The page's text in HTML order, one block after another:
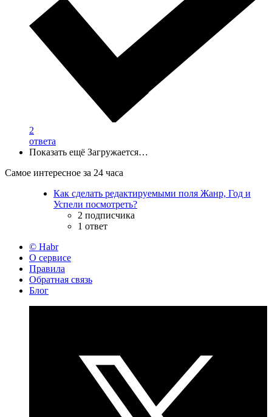
2
ответа
Показать ещё Загружается…
Самое интересное за 24 часа
Как сделать редактируемыми поля Жанр, Год и
Успели посмотреть?
2 подписчика
1 ответ
© Habr
О сервисе
Правила
Обратная связь
Блог